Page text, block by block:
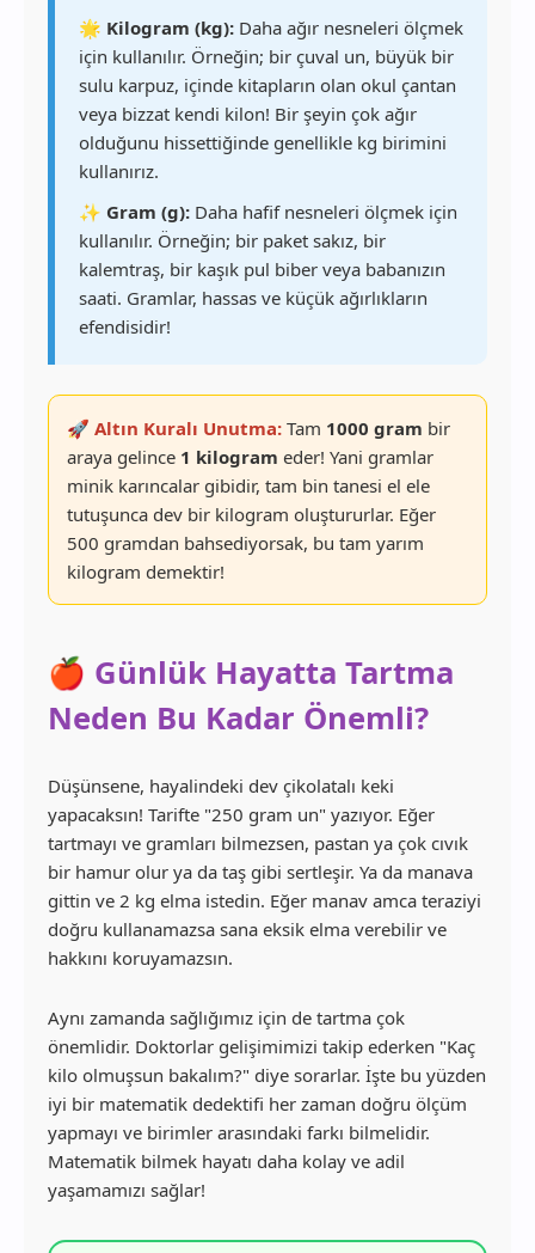
🌟 Kilogram (kg): Daha ağır nesneleri ölçmek
için kullanılır. Örneğin; bir çuval un, büyük bir
sulu karpuz, içinde kitapların olan okul çantan
veya bizzat kendi kilon! Bir şeyin çok ağır
olduğunu hissettiğinde genellikle kg birimini
kullanırız.
✨ Gram (g): Daha hafif nesneleri ölçmek için
kullanılır. Örneğin; bir paket sakız, bir
kalemtraş, bir kaşık pul biber veya babanızın
saati. Gramlar, hassas ve küçük ağırlıkların
efendisidir!
🚀 Altın Kuralı Unutma: Tam 1000 gram bir
araya gelince 1 kilogram eder! Yani gramlar
minik karıncalar gibidir, tam bin tanesi el ele
tutuşunca dev bir kilogram oluştururlar. Eğer
500 gramdan bahsediyorsak, bu tam yarım
kilogram demektir!
🍎 Günlük Hayatta Tartma
Neden Bu Kadar Önemli?
Düşünsene, hayalindeki dev çikolatalı keki
yapacaksın! Tarifte "250 gram un" yazıyor. Eğer
tartmayı ve gramları bilmezsen, pastan ya çok cıvık
bir hamur olur ya da taş gibi sertleşir. Ya da manava
gittin ve 2 kg elma istedin. Eğer manav amca teraziyi
doğru kullanamazsa sana eksik elma verebilir ve
hakkını koruyamazsın.
Aynı zamanda sağlığımız için de tartma çok
önemlidir. Doktorlar gelişimimizi takip ederken "Kaç
kilo olmuşsun bakalım?" diye sorarlar. İşte bu yüzden
iyi bir matematik dedektifi her zaman doğru ölçüm
yapmayı ve birimler arasındaki farkı bilmelidir.
Matematik bilmek hayatı daha kolay ve adil
yaşamamızı sağlar!